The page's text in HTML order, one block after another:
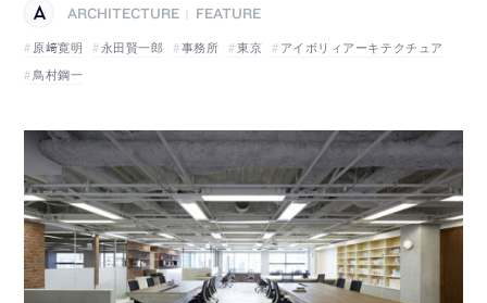
ARCHITECTURE
FEATURE
原﨑寛明
永田賢一郎 事務所 東京
アイボリィアーキテクチュア
鳥村鋼一